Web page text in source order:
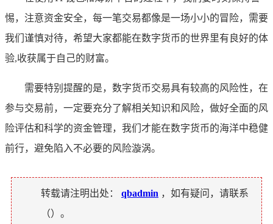
惕，注意资金安全，每一笔交易都像是一场小小的冒险，需要
我们谨慎对待，希望大家都能在数字货币的世界里有良好的体
验,收获属于自己的财富。
需要特别提醒的是，数字货币交易具有较高的风险性，在
参与交易前，一定要充分了解相关知识和风险，做好全面的风
险评估和科学的资金管理，我们才能在数字货币的海洋中稳健
前行，避免陷入不必要的风险漩涡。
转载请注明出处： qbadmin ，如有疑问，请联系
（）。